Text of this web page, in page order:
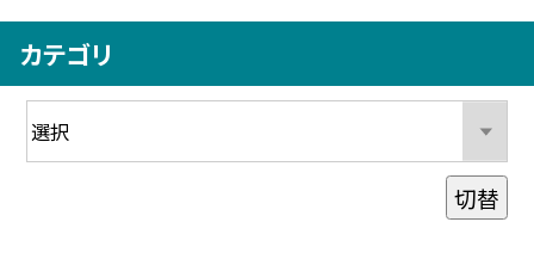
カテゴリ
切替